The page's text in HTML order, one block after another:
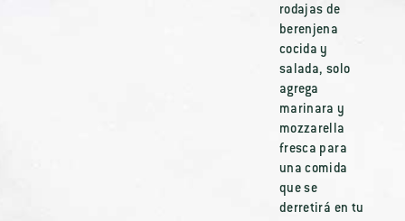
rodajas de
berenjena
cocida y
salada, solo
agrega
marinara y
mozzarella
fresca para
una comida
que se
derretirá en tu